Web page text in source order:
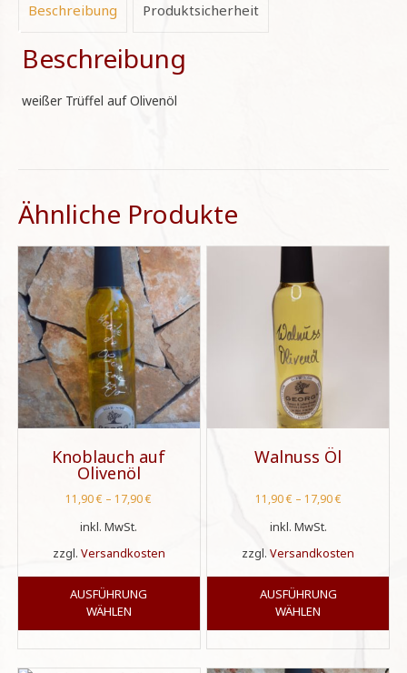
Beschreibung Produktsicherheit
Beschreibung
weißer Trüffel auf Olivenöl
Ähnliche Produkte
Knoblauch auf
Olivenöl
11,90€ – 17,90€
inkl. MwSt.
zzgl. Versandkosten
AUSFÜHRUNG
WÄHLEN
Dieses
mehrere
Varianten
Walnuss Öl
11,90€ – 17,90€
inkl. MwSt.
zzgl.Versandkosten
AUSFÜHRUNG
WÄHLEN